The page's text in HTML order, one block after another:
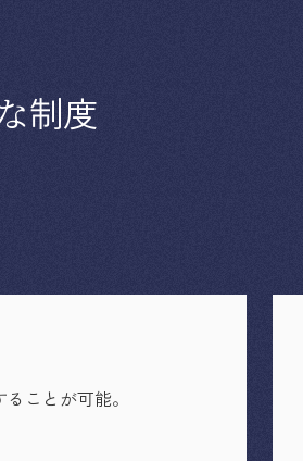
制度
ことが可能。